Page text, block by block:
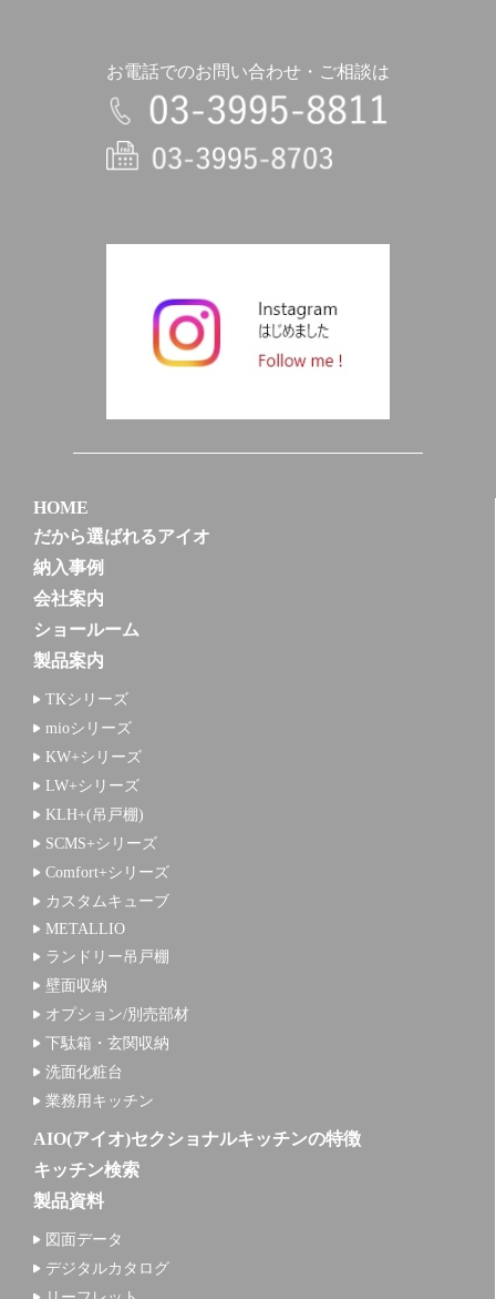
お電話でのお問い合わせ・ご相談は
電話
HOME
だから選ばれるアイオ
納入事例
会社案内
ショールーム
製品案内
TKシリーズ
mioシリーズ
KW+シリーズ
LW+シリーズ
KLH+(吊戸棚)
SCMS+シリーズ
Comfort+シリーズ
カスタムキューブ
METALLIO
ランドリー吊戸棚
壁面収納
オプション/別売部材
下駄箱・玄関収納
洗面化粧台
業務用キッチン
AIO(アイオ)セクショナルキッチンの特徴
キッチン検索
製品資料
図面データ
デジタルカタログ